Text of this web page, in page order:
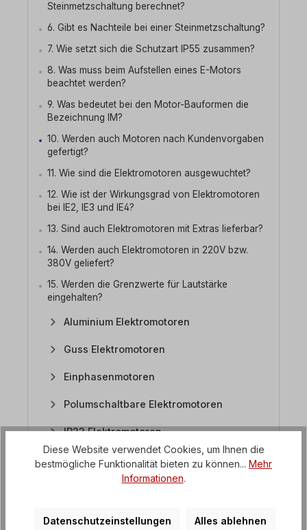
Steinmetzschaltung berechnet?
6. Gibt es Nachteile bei einer Steinmetzschaltung?
7. Wie setzt sich die Schutzart IP55 zusammen?
8. Was muss beim Aufstellen eines E-Motors
beachtet werden?
9. Was bedeutet bei den Motor-Bauformen die
Bezeichnung IM?
10. Werden auch Motoren nach Kundenvorgaben
gefertigt?
11. Wie sind die Elektromotoren ausgewuchtet?
12. Wie ist der Wirkungsgrad von Elektromotoren
bei IE2, IE3 und IE4?
13. Sind auch Elektromotoren mit Extras lieferbar?
14. Werden auch Elektromotoren in 220V bzw.
380V geliefert?
15. Werden die Grenzwerte für Lautstärke
eingehalten?
Aluminium Elektromotoren
Guss Elektromotoren
Einphasenmotoren
Polumschaltbare Elektromotoren
IP23 Elektromotoren
Bremsmotoren
Kreissägemotoren
Atex-Motoren
Diese Website verwendet Cookies, um Ihnen die
bestmögliche Funktionalität bieten zu können... Mehr
Informationen.
Datenschutzeinstellungen Alles ablehnen